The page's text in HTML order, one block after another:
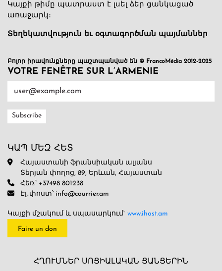
Կայքի թիմը պատրաստ է լսել ձեր ցանկացած
առաջարկ։
Տեղեկատվություն եւ օգտագործման պայմաններ
Բոլոր իրավունքները պաշտպանված են © FrancoMédia 2012-2025
VOTRE FENÊTRE SUR L’ARMENIE
ԿԱՊ ՄԵԶ ՀԵՏ
Հայաստանի ֆրանսիական ալյանս
Տերյան փողոց, 89, Երևան, Հայաստան
Հեռ.՝ +37498 801238
Էլ․փոստ՝ info@courrier.am
Կայքի մշակում և սպասարկում` www.ihost.am
Faire un don
ՀՂՈՒՄՆԵՐ ՍՈՑԻԱԼԱԿԱՆ ՑԱՆՑԵՐԻՆ